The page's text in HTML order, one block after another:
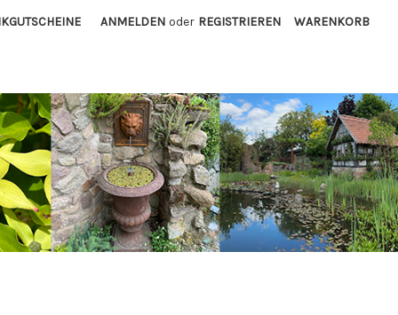
ANMELDEN oder REGISTRIEREN WARENKORB